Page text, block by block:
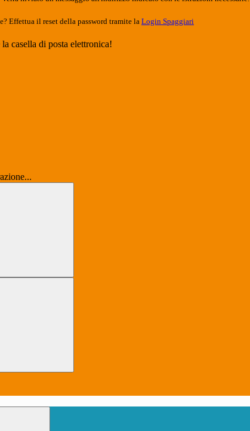
Effettua il reset della password tramite la Login Spaggiari
casella di posta elettronica!